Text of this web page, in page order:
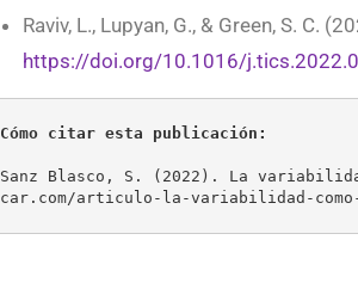
Raviv, L., Lupyan, G., & Green, S. C.
https://doi.org/10.1016/
Cómo citar esta publicación:
Sanz Blasco, S. (2022). La
car.com/articulo-la-variabilidad-